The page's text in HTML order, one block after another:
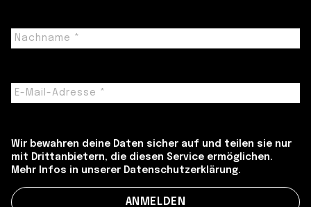
Wir bewahren deine Daten sicher auf und teilen sie nur
mit Drittanbietern, die diesen Service ermöglichen.
Mehr Infos in unserer Datenschutzerklärung.